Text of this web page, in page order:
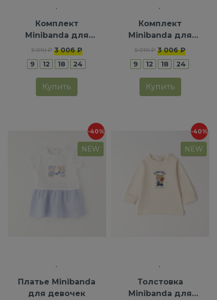
Комплект
Minibanda для
мальчиков
5 010 ₽ 3 006 ₽
9
12 18 24
Купить
Комплект
Minibanda для
девочек
5 010 ₽ 3 006 ₽
9
12 18 24
Купить
-40%
NEW
Платье Minibanda
для девочек
-40%
NEW
Толстовка
Minibanda для